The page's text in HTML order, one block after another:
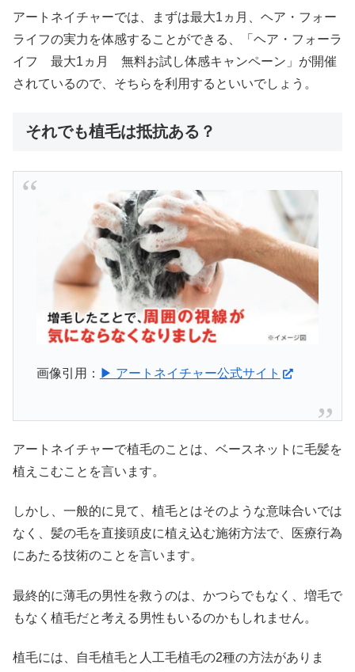
アートネイチャーでは、まずは最大1ヵ月、ヘア・フォー
ライフの実力を体感することができる、「ヘア・フォーラ
イフ 最大1ヵ月 無料お試し体感キャンペーン」が開催
されているので、そちらを利用するといいでしょう。
それでも植毛は抵抗ある？
画像引用： ▶ アートネイチャー公式サイト
アートネイチャーで植毛のことは、ベースネットに毛髪を
植えこむことを言います。
しかし、一般的に見て、植毛とはそのような意味合いでは
なく、髪の毛を直接頭皮に植え込む施術方法で、医療行為
にあたる技術のことを言います。
最終的に薄毛の男性を救うのは、かつらでもなく、増毛で
もなく植毛だと考える男性もいるのかもしれません。
植毛には、自毛植毛と人工毛植毛の2種の方法がありま